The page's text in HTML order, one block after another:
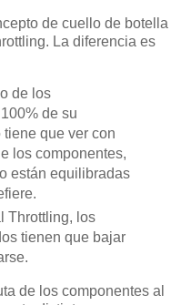
de cuello de botella
La diferencia es
de los
de su
que ver con
los componentes,
están equilibradas
Throttling, los
tienen que bajar
de los componentes al